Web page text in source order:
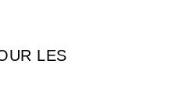
LES